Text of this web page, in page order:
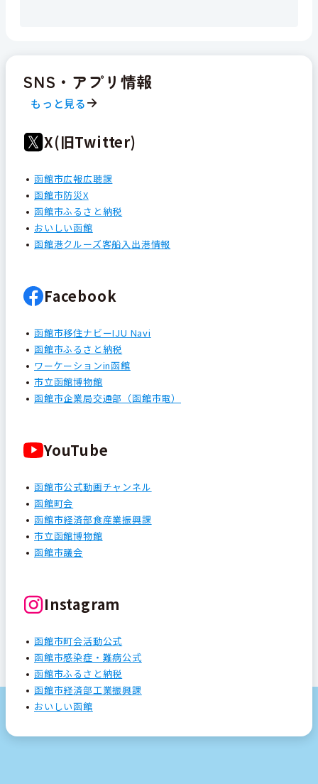
SNS・アプリ情報
もっと見る
X(旧Twitter)
函館市広報広聴課
函館市防災X
函館市ふるさと納税
おいしい函館
函館港クルーズ客船入出港情報
Facebook
函館市移住ナビーIJU Navi
函館市ふるさと納税
ワーケーションin函館
市立函館博物館
函館市企業局交通部（函館市電）
YouTube
函館市公式動画チャンネル
函館町会
函館市経済部食産業振興課
市立函館博物館
函館市議会
Instagram
函館市町会活動公式
函館市感染症・難病公式
函館市ふるさと納税
函館市経済部工業振興課
おいしい函館